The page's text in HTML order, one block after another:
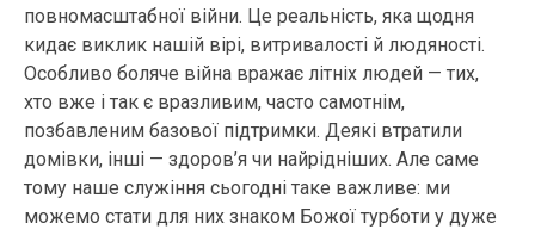
повномасштабної війни. Це реальність, яка щодня
кидає виклик нашій вірі, витривалості й людяності.
Особливо боляче війна вражає літніх людей — тих,
хто вже і так є вразливим, часто самотнім,
позбавленим базової підтримки. Деякі втратили
домівки, інші — здоров’я чи найрідніших. Але саме
тому наше служіння сьогодні таке важливе: ми
можемо стати для них знаком Божої турботи у дуже